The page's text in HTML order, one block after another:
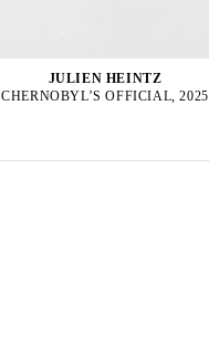
JULIEN HEINTZ
CHERNOBYL’S OFFICIAL, 2025